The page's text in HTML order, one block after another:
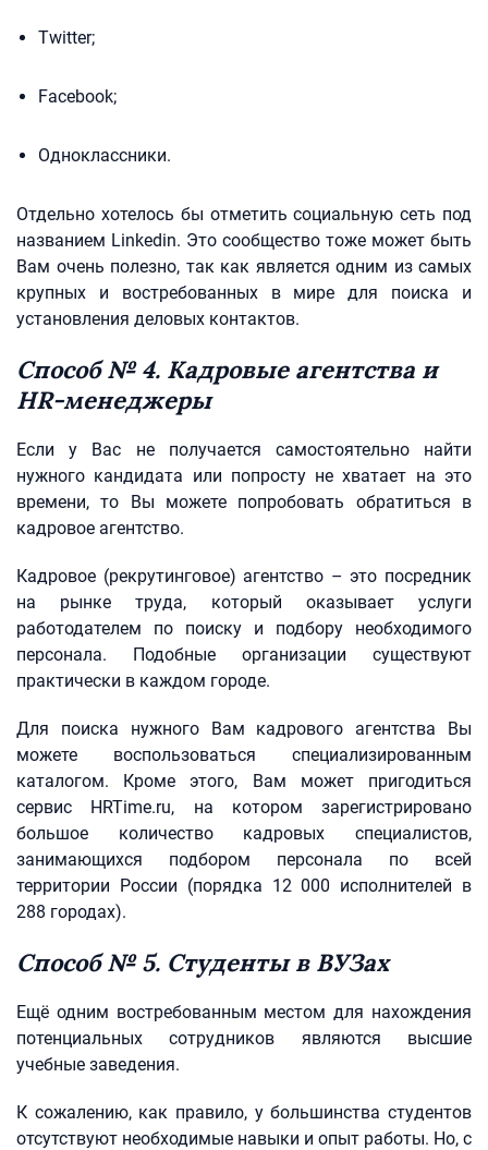
Twitter;
Facebook;
Одноклассники.
Отдельно хотелось бы отметить социальную сеть под
названием Linkedin. Это сообщество тоже может быть
Вам очень полезно, так как является одним из самых
крупных и востребованных в мире для поиска и
установления деловых контактов.
Способ № 4. Кадровые агентства и
HR-менеджеры
Если у Вас не получается самостоятельно найти
нужного кандидата или попросту не хватает на это
времени, то Вы можете попробовать обратиться в
кадровое агентство.
Кадровое (рекрутинговое) агентство – это посредник
на рынке труда, который оказывает услуги
работодателем по поиску и подбору необходимого
персонала. Подобные организации существуют
практически в каждом городе.
Для поиска нужного Вам кадрового агентства Вы
можете воспользоваться специализированным
каталогом. Кроме этого, Вам может пригодиться
сервис HRTime.ru, на котором зарегистрировано
большое количество кадровых специалистов,
занимающихся подбором персонала по всей
территории России (порядка 12 000 исполнителей в
288 городах).
Способ № 5. Студенты в ВУЗах
Ещё одним востребованным местом для нахождения
потенциальных сотрудников являются высшие
учебные заведения.
К сожалению, как правило, у большинства студентов
отсутствуют необходимые навыки и опыт работы. Но, с